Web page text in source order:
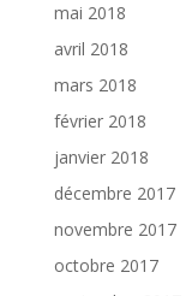
mai 2018
avril 2018
mars 2018
février 2018
janvier 2018
décembre 2017
novembre 2017
octobre 2017